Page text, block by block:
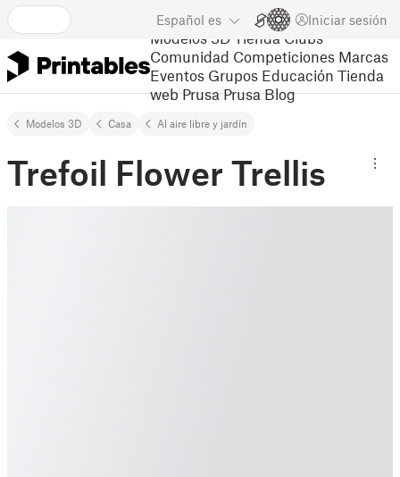
Español es Iniciar sesión
Modelos 3D Tienda Clubs
Comunidad Competiciones Marcas
Eventos Grupos Educación Tienda
web Prusa Prusa Blog
Modelos 3D Casa Al aire libre y jardín
Trefoil Flower Trellis